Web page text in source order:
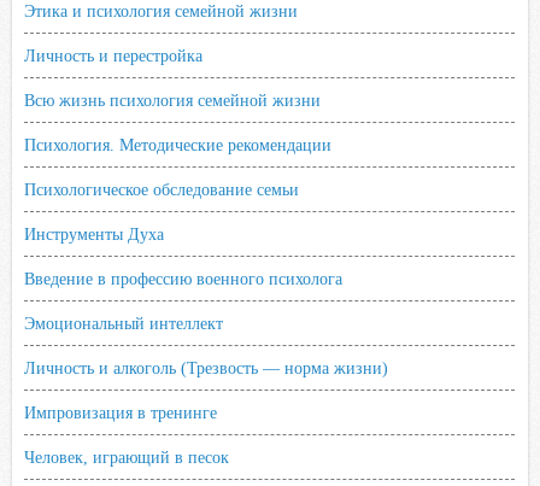
Этика и психология семейной жизни
Личность и перестройка
Всю жизнь психология семейной жизни
Психология. Методические рекомендации
Психологическое обследование семьи
Инструменты Духа
Введение в профессию военного психолога
Эмоциональный интеллект
Личность и алкоголь (Трезвость — норма жизни)
Импровизация в тренинге
Человек, играющий в песок